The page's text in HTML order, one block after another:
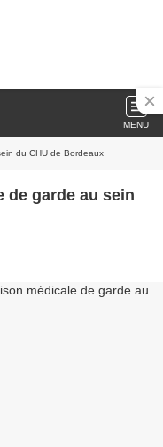
MENU
du CHU de Bordeaux
de garde au sein